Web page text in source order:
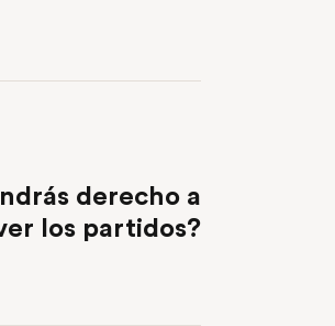
derecho a
los partidos?